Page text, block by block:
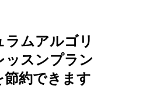
ラムアルゴリ
ッスンプラン
節約できます